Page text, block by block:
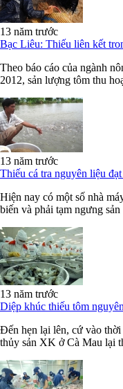
13 năm trước
Bạc Liêu: Thiếu liên kết
Theo báo cáo của ngành
2012, sản lượng tôm thu
13 năm trước
Thiếu cá tra nguyên liệu
Hiện nay có một số nhà
biến và phải tạm ngưng
13 năm trước
Diệp khúc thiếu tôm
Đến hẹn lại lên, cứ vào
thủy sản XK ở Cà Mau lại